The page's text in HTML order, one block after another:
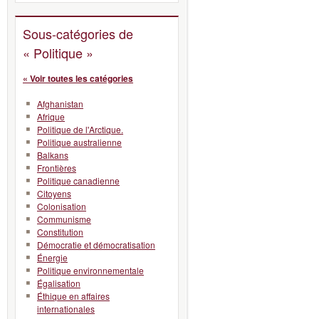
Sous-catégories de
« Politique »
« Voir toutes les catégories
Afghanistan
Afrique
Politique de l'Arctique.
Politique australienne
Balkans
Frontières
Politique canadienne
Citoyens
Colonisation
Communisme
Constitution
Démocratie et démocratisation
Énergie
Politique environnementale
Égalisation
Éthique en affaires
internationales